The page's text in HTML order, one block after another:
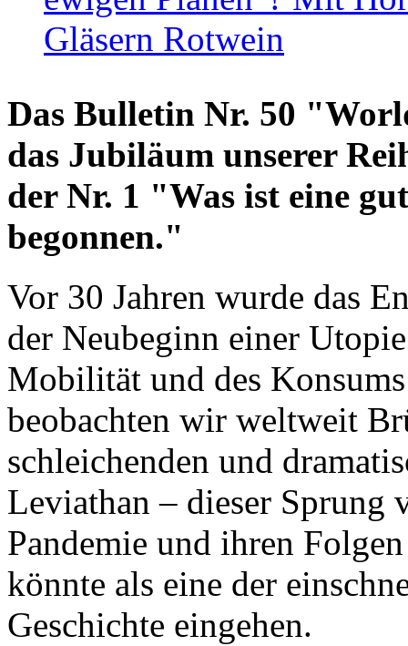
Gläsern Rotwein
Das Bulletin Nr. 50
das Jubiläum unserer
der Nr. 1 "Was ist eine
begonnen."
Vor 30 Jahren wurde das
der Neubeginn einer
Mobilität und des
beobachten wir weltweit
schleichenden und
Leviathan – dieser Sprung
Pandemie und ihren
könnte als eine der
Geschichte eingehen.